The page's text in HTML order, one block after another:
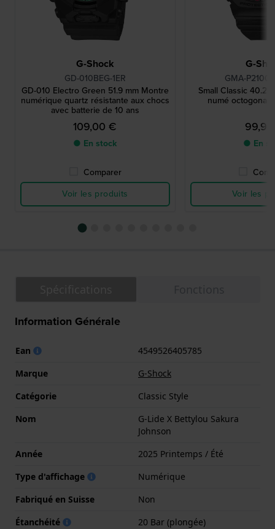
G-Shock
GD-010BEG-1ER
GD-010 Electro Green 51.9 mm Montre
numérique quartz résistante aux chocs
avec batterie de 10 ans
109,00 €
● En stock
Comparer
Voir les produits
G-
GMA-
Small Classic 40.2
numé
● En
Voir les
Information Générale
Ean
4549526405785
Marque
G-Shock
Catégorie
Classic Style
Nom
G-Lide X Bettylou Sakura
Johnson
Année
2025 Printemps / Été
Type d'affichage
Numérique
Fabriqué en Suisse
Non
Étanchéité
20 Bar (plongée)